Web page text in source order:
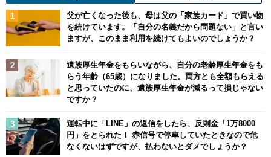
父が亡くなった後も、母は父の「家族カード」で買い物
を続けています。「自分の名義だから問題ない」と言い
ますが、このまま利用を続けてもよいのでしょうか？
遺族厚生年金をもらいながら、自分の老齢厚生年金をも
らう年齢（65歳）になりました。両方とも全額もらえる
と思っていたのに、遺族厚生年金が減るって損じゃない
ですか？
運転中に「LINE」の返信をしたら、反則金「1万8000
円」をとられた！ 赤信号で停車していたときなので危
なくないはずですが、払わないとダメでしょうか？